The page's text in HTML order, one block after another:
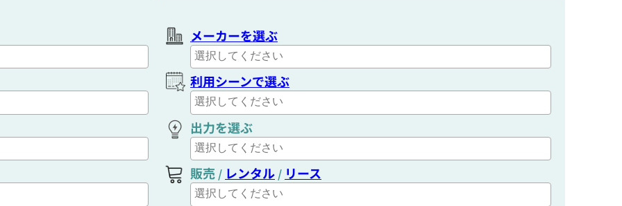
メーカーを選ぶ
利用シーンで選ぶ
出力を選ぶ
販売 / レンタル / リース